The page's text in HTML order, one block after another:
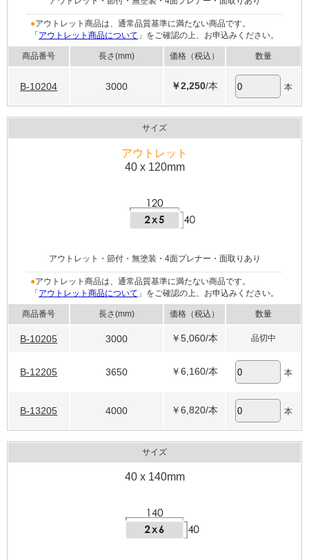
●アウトレット商品は、通常品質基準に満たない商品です。
「 アウトレット商品について 」をご確認の上、お申込みください。
商品番号 長さ(mm) 価格（税込） 数量
B-10204 3000 ￥2,250/本 本
サイズ
アウトレット
40 x 120mm
アウトレット・節付・無塗装・4面プレナー・面取りあり
●アウトレット商品は、通常品質基準に満たない商品です。
「 アウトレット商品について 」をご確認の上、お申込みください。
商品番号 長さ(mm) 価格（税込） 数量
B-10205 3000 ￥5,060/本 品切中
B-12205 3650 ￥6,160/本 本
B-13205 4000 ￥6,820/本 本
サイズ
40 x 140mm